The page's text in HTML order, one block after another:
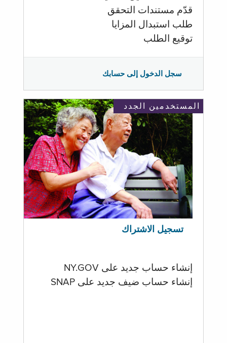
قدّم مستندات التحقق
طلب استبدال المزايا
توقيع الطلب
سجل الدخول إلى حسابك
المستخدمين الجدد
تسجيل الاشتراك
إنشاء حساب جديد على NY.GOV
إنشاء حساب ضيف جديد على SNAP